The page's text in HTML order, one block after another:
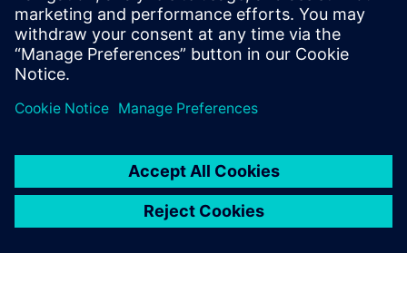
加霜。本文重点探讨流程和组织的复杂性以及可以采
取的相应措施。